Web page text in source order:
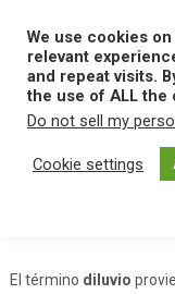
content
Home D Diluvio
El término diluvio
We use cookies
relevant
and repeat visits.
the use of ALL the
Do not sell my
Cookie settings